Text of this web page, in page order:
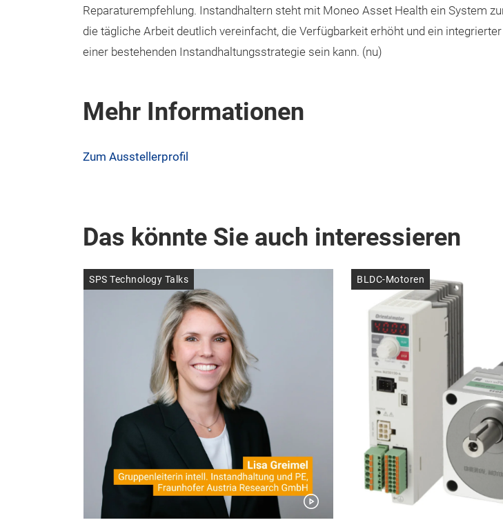
Reparaturempfehlung. Instandhaltern steht mit Moneo Asset Health ein System
die tägliche Arbeit deutlich vereinfacht, die Verfügbarkeit erhöht und ein integrierter
einer bestehenden Instandhaltungsstrategie sein kann. (nu)
Mehr Informationen
Zum Ausstellerprofil
Das könnte Sie auch interessieren
SPS Technology Talks BLDC-Motoren